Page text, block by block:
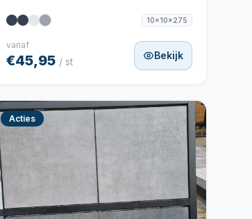
10x10x275
vanaf
€45,95 / st
Bekijk
Acties